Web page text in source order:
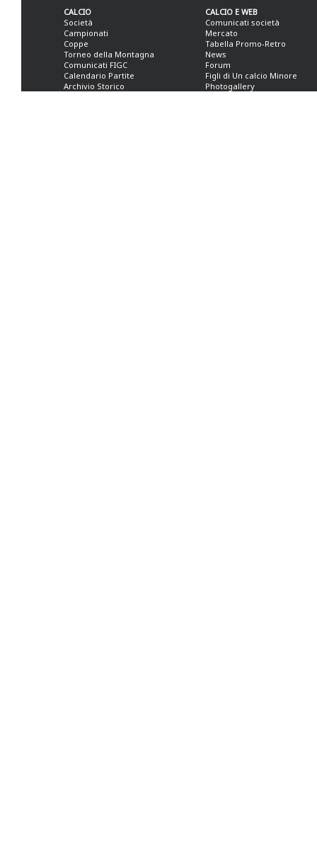
CALCIO
Società
Campionati
Coppe
Torneo della Montagna
Comunicati FIGC
Calendario Partite
Archivio Storico
CALCIO E WEB
Comunicati società
Mercato
Tabella Promo-Retro
News
Forum
Figli di Un calcio Minore
Photogallery